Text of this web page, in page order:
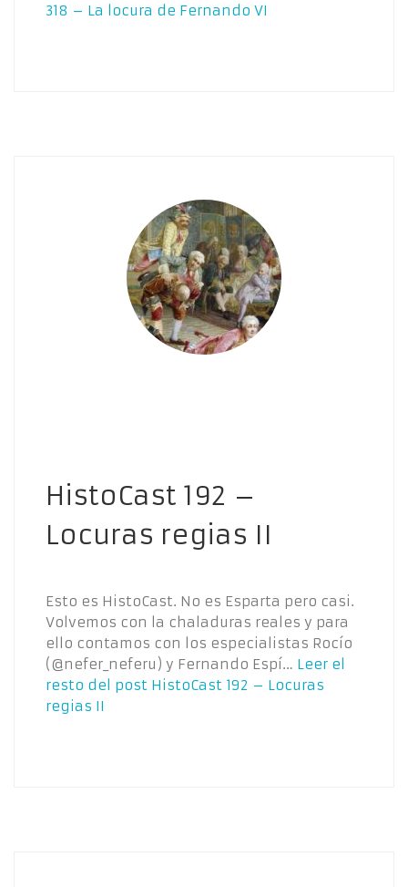
318 – La locura de Fernando VI
HistoCast 192 –
Locuras regias II
Esto es HistoCast. No es Esparta pero casi.
Volvemos con la chaladuras reales y para
ello contamos con los especialistas Rocío
(@nefer_neferu) y Fernando Espí… Leer el
resto del post HistoCast 192 – Locuras
regias II